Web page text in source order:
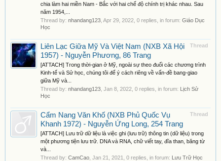
chia làm hai miền Nam - Bắc với hai chế độ chính trị khác nhau. Sau
năm 1954,...
Thread by: nhandang123 Apr 29, 2022 , 0 replies, in forum: Giáo Dục
Học
Thread
Liên Lạc Giữa Mỹ Và Việt Nam (NXB Xã Hội
1957) - Nguyễn Phương, 86 Trang
[ATTACH] Trong thời-gian ở Mỹ, ngoài sự theo đuổi các chương trình
Kinh-tế và Sử học, chúng tôi để ý cách riêng về vấn-đề bang-giao
giữa Mỹ và...
Thread by: nhandang123 Jan 8, 2022 , 0 replies, in forum: Lịch Sử
Học
Thread
Cẩm Nang Văn Khố (NXB Phủ Quốc Vụ
Khanh 1972) - Nguyễn Ứng Long, 254 Trang
[ATTACH] Lưu trữ dữ liệu là việc ghi (lưu trữ) thông tin (dữ liệu) trong
một phương tiện lưu trữ. DNA và RNA, chữ viết tay, đĩa than, băng từ
và...
Thread by: CamCao Jan 21, 2021 , 0 replies, in forum: Lưu Trữ Học